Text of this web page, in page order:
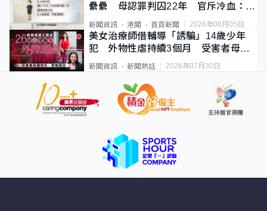
纍纍 母認罪判囚22年 官斥冷血：同
類案最惡劣
新聞資訊 港聞 首頁新聞 2026年08月05日
美女治療師借輔導「誘騙」14歲少年
犯 外物性虐持續3個月 受害者母：
要保護其他人
新聞資訊 新聞熱話 2026年07月30日